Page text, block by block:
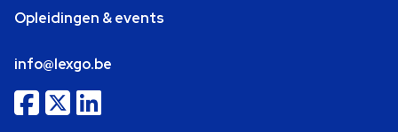
Opleidingen & events
info@lexgo.be